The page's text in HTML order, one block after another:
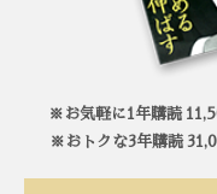
※お気軽に1年購読
※おトクな3年購読